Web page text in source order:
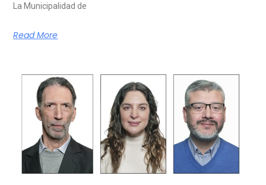
La Municipalidad de
Read More